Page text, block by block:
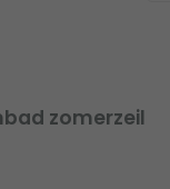
zomerzeil